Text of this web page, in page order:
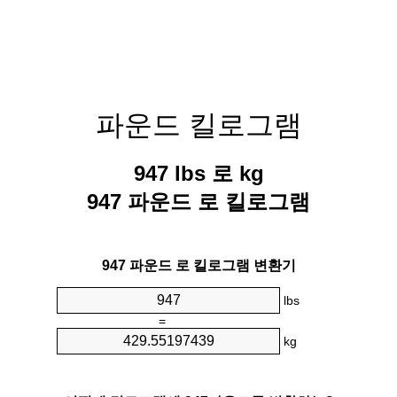
파운드 킬로그램
947 lbs 로 kg
947 파운드 로 킬로그램
947 파운드 로 킬로그램 변환기
lbs
=
kg